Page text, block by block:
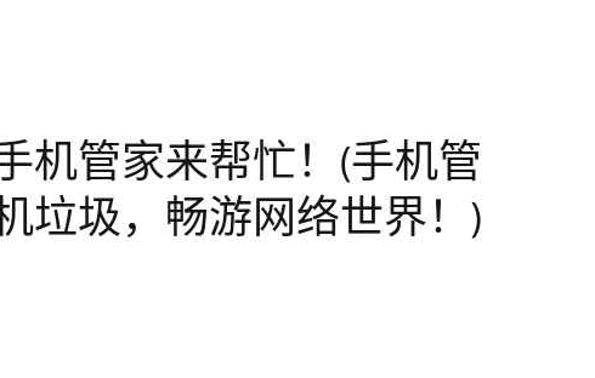
机管家来帮忙！(手机管
垃圾，畅游网络世界！)